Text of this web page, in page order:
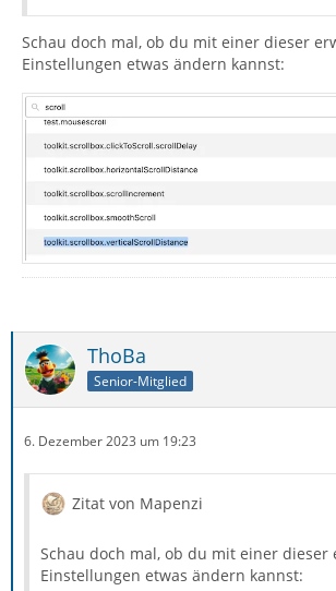
Schau doch mal, ob du mit einer dieser
Einstellungen etwas ändern kannst:
ThoBa
Senior-Mitglied
6. Dezember 2023 um 19:23
Zitat von Mapenzi
Schau doch mal, ob du mit einer dieser
Einstellungen etwas ändern kannst: